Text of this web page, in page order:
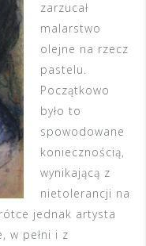
zarzucał
malarstwo
olejne na rzecz
pastelu.
Początkowo
było to
spowodowane
koniecznością,
wynikającą z
nietolerancji na
jednak artysta
w pełni i z